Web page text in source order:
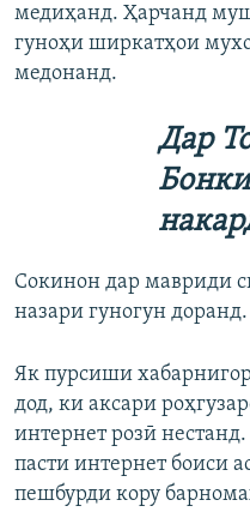
медиҳанд. Ҳарчанд
гуноҳи ширкатҳои
медонанд.
Дар
Сокинон дар мавриди
назари гуногун доранд.
Як пурсиши
дод, ки аксари
интернет розӣ
пасти интернет боиси
пешбурди кору